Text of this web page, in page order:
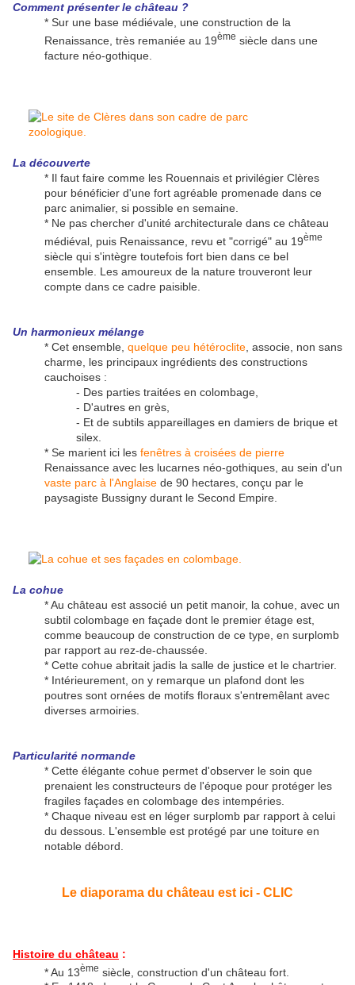
Comment présenter le château ?
* Sur une base médiévale, une construction de la
Renaissance, très remaniée au 19ème siècle dans une
facture néo-gothique.
La découverte
* Il faut faire comme les Rouennais et privilégier Clères
pour bénéficier d'une fort agréable promenade dans ce
parc animalier, si possible en semaine.
* Ne pas chercher d'unité architecturale dans ce château
médiéval, puis Renaissance, revu et "corrigé" au 19ème
siècle qui s'intègre toutefois fort bien dans ce bel
ensemble. Les amoureux de la nature trouveront leur
compte dans ce cadre paisible.
Un harmonieux mélange
* Cet ensemble, quelque peu hétéroclite , associe, non sans
charme, les principaux ingrédients des constructions
cauchoises :
- Des parties traitées en colombage,
- D'autres en grès,
- Et de subtils appareillages en damiers de brique et
silex.
* Se marient ici les fenêtres à croisées de pierre
Renaissance avec les lucarnes néo-gothiques, au sein d'un
vaste parc à l'Anglaise de 90 hectares, conçu par le
paysagiste Bussigny durant le Second Empire.
La cohue
* Au château est associé un petit manoir, la cohue, avec un
subtil colombage en façade dont le premier étage est,
comme beaucoup de construction de ce type, en surplomb
par rapport au rez-de-chaussée.
* Cette cohue abritait jadis la salle de justice et le chartrier.
* Intérieurement, on y remarque un plafond dont les
poutres sont ornées de motifs floraux s'entremêlant avec
diverses armoiries.
Particularité normande
* Cette élégante cohue permet d'observer le soin que
prenaient les constructeurs de l'époque pour protéger les
fragiles façades en colombage des intempéries.
* Chaque niveau est en léger surplomb par rapport à celui
du dessous. L'ensemble est protégé par une toiture en
notable débord.
Le diaporama du château est ici - CLIC
Histoire du château :
* Au 13ème siècle, construction d'un château fort.